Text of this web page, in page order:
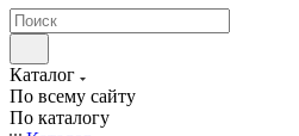
Каталог
По всему сайту
По каталогу